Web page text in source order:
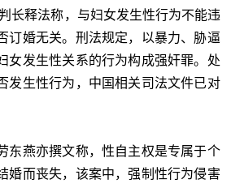
长释法称，与妇女发生性行为不能违
订婚无关。刑法规定，以暴力、胁逼
女发生性关系的行为构成强奸罪。处
发生性行为，中国相关司法文件已对
东燕亦撰文称，性自主权是专属于个
婚而丧失，该案中，强制性行为侵害